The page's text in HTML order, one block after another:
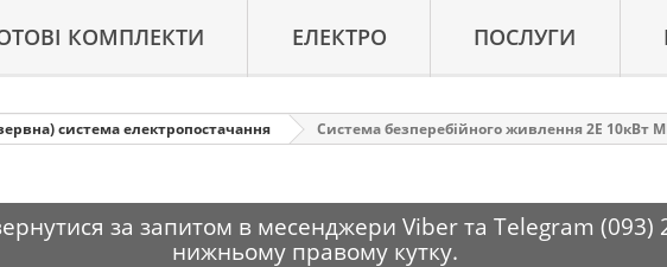
КОМПЛЕКТИ ЕЛЕКТРО ПОСЛУГИ
система електропостачання Система безперебійного живлення 2Е 10кВт
за запитом в месенджери Viber та Telegram (093)
нижньому правому кутку.